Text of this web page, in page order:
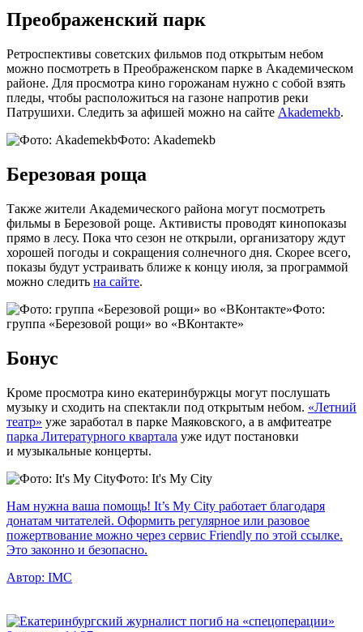
Преображенский парк
Ретроспективы советских фильмов под открытым небом
можно посмотреть в Преображенском парке в Академическом
районе. Для просмотра кино горожанам нужно с собой взять
пледы, чтобы расположиться на газоне напротив реки
Патрушихи. Следить за афишей можно на сайте Akademekb.
Фото: Akademekb
Березовая роща
Также жители Академического района могут посмотреть
фильмы в Березовой роще. Активисты проводят кинопоказы
прямо в лесу. Пока что сезон не открыли, организатору ждут
хорошей погоды и сокращения солнечного дня. Скорее всего,
показы будут устраивать ближе к концу июля, за программой
можно следить на сайте.
Фото:
группа «Березовой рощи» во «ВКонтакте»
Бонус
Кроме просмотра кино екатеринбуржцы могут послушать
музыку и сходить на спектакли под открытым небом. «Летний
театр» уже заработал в парке Маяковского, а в амфитеатре
парка Литературного квартала уже идут постановки
и музыкальные концерты.
Фото: It's My City
Нам нужна ваша помощь! It’s My City работает благодаря
донатам читателей. Оформить регулярное или разовое
пожертвование можно через сервис Friendly по этой ссылке.
Это законно и безопасно.
Автор: IMC